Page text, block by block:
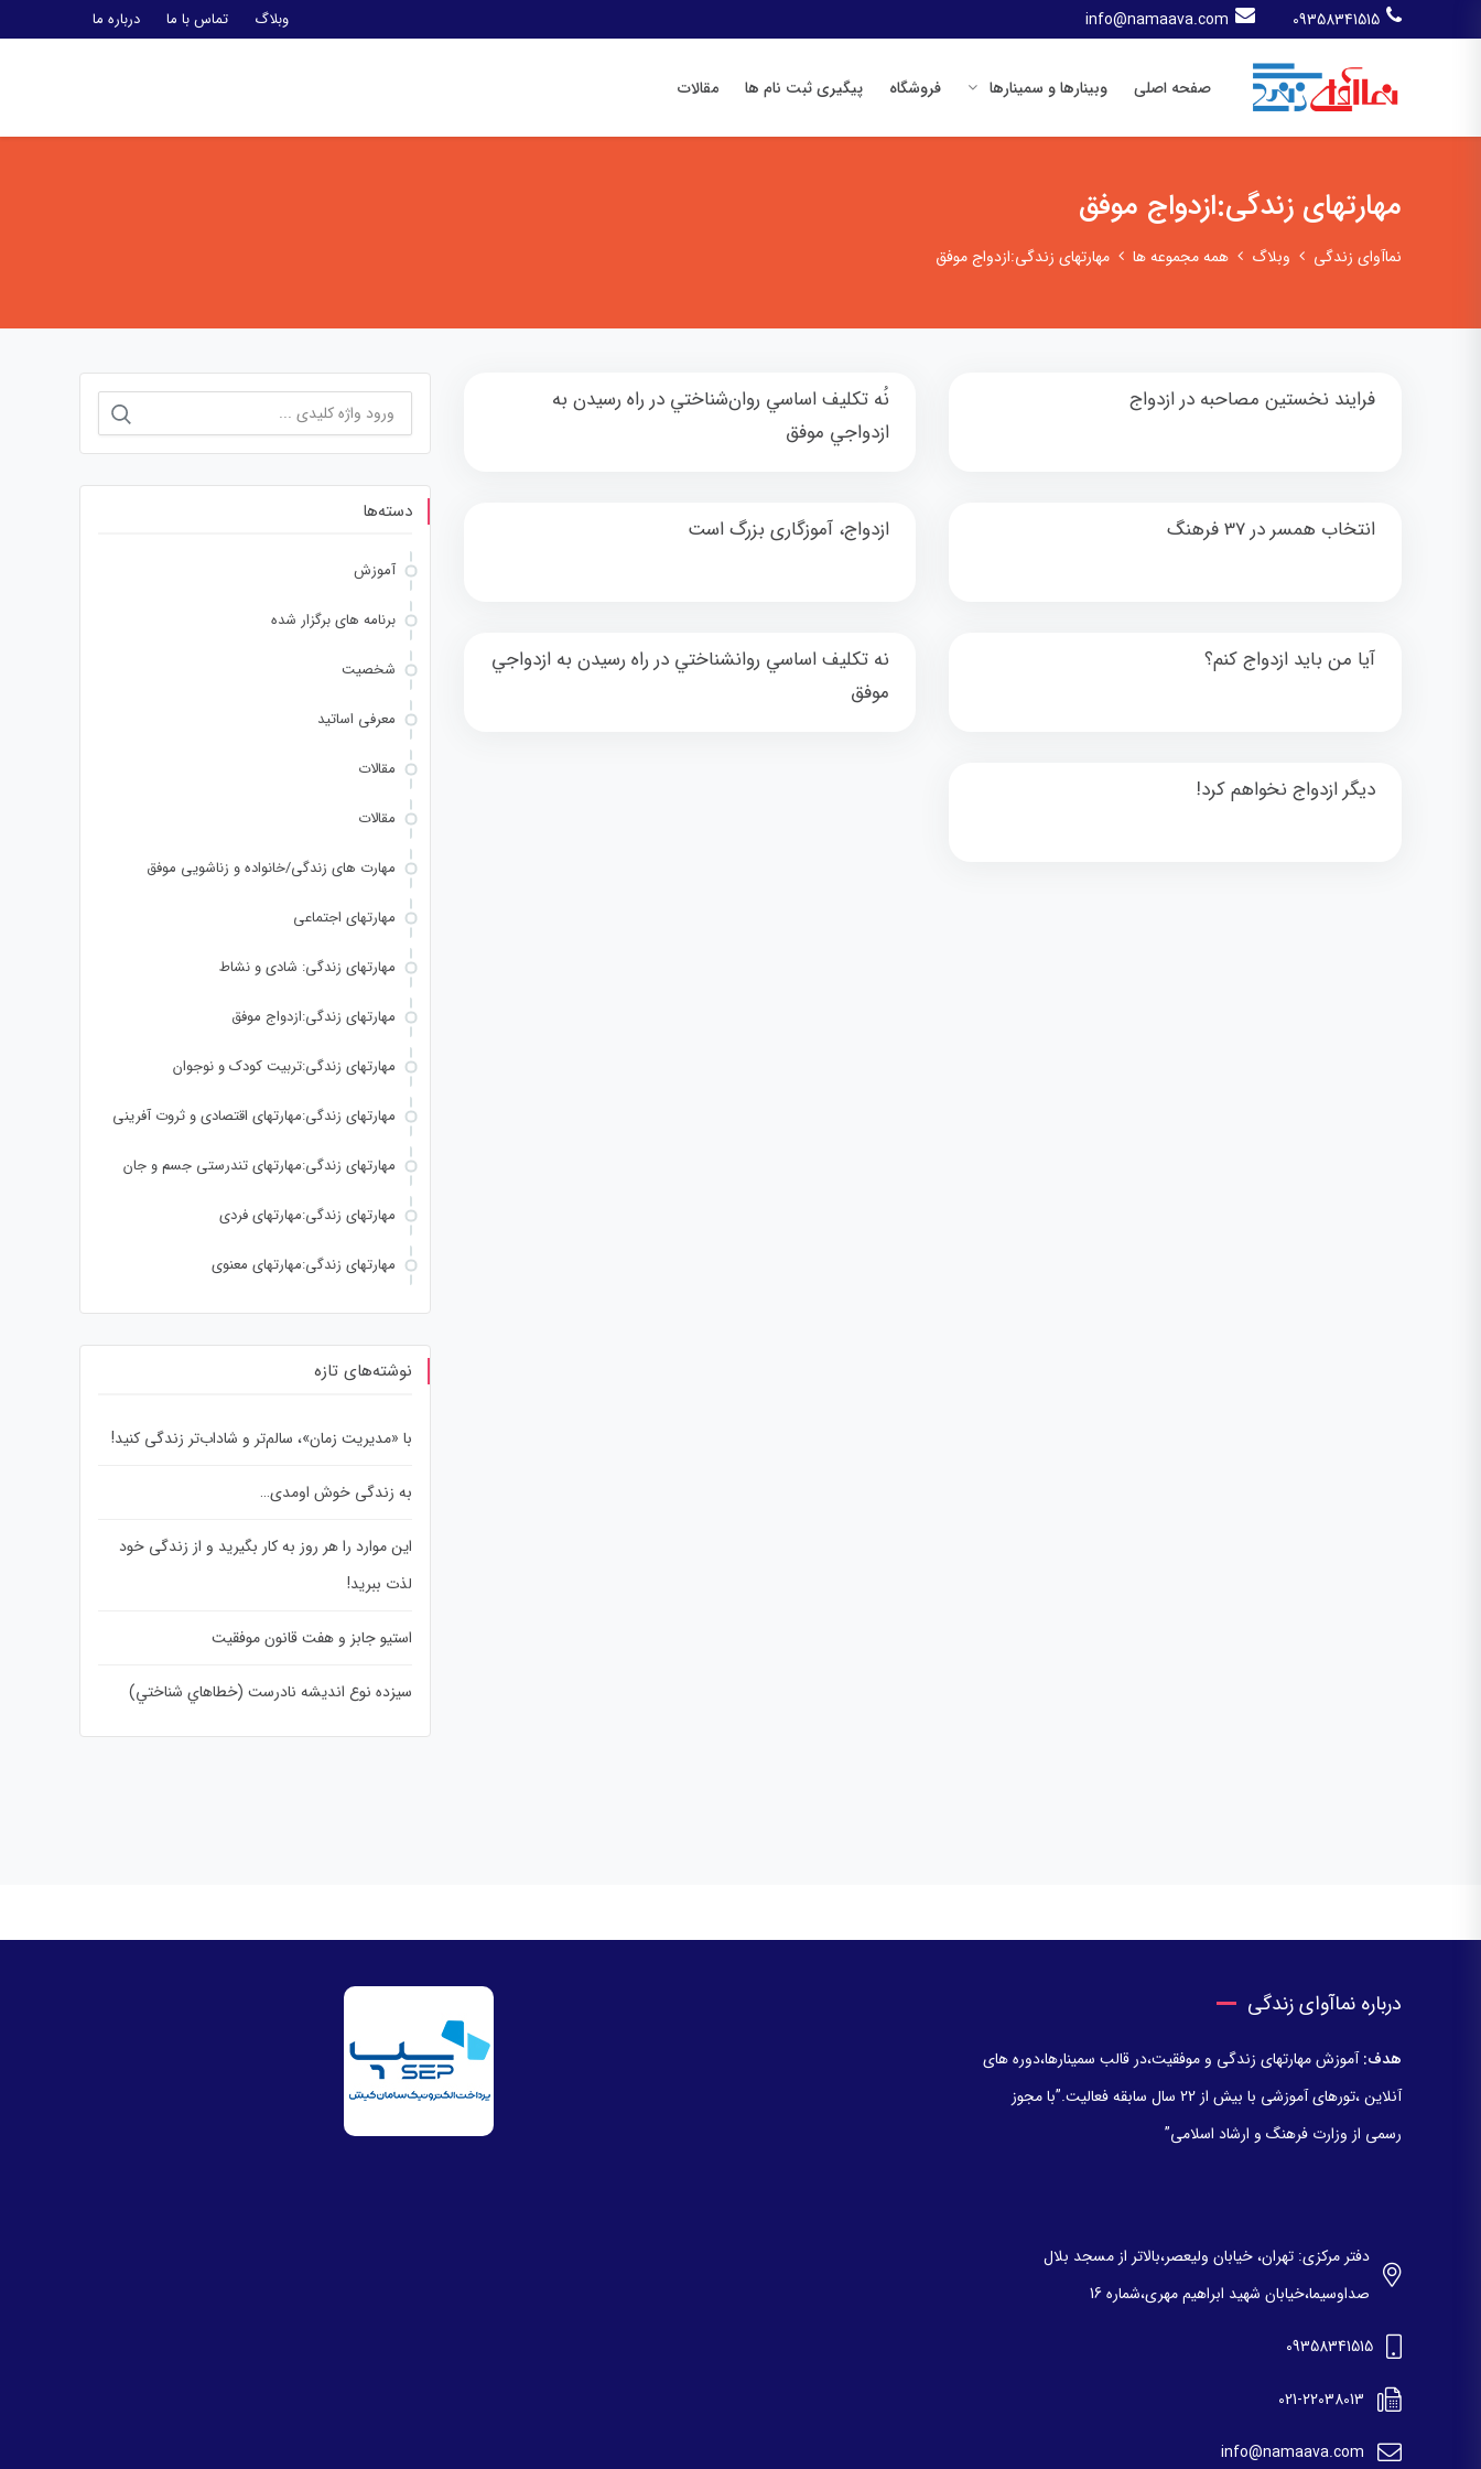
09358341515
info@namaava.com وبلاگ تماس با ما درباره ما
صفحه اصلی وبینارها و سمینارها فروشگاه پیگیری ثبت نام ها مقالات
مهارتهای زندگی:ازدواج موفق
نماآوای زندگی وبلاگ همه مجموعه ها مهارتهای زندگی:ازدواج موفق
فرایند نخستین مصاحبه در ازدواج
نُه تكليف اساسي روان‌شناختي در راه رسيدن به
ازدواجي موفق
انتخاب همسر در 37 فرهنگ ازدواج، آموزگاری بزرگ است
آيا من بايد ازدواج كنم؟
نه تكليف اساسي روان‎شناختي در راه رسيدن به ازدواجي
موفق
ديگر ازدواج نخواهم كرد!
جستجو
دسته‌ها
آموزش
برنامه های برگزار شده
شخصیت
معرفی اساتید
مقالات
مقالات
مهارت های زندگی/خانواده و زناشویی موفق
مهارتهای اجتماعی
مهارتهای زندگی: شادی و نشاط
مهارتهای زندگی:ازدواج موفق
مهارتهای زندگی:تربیت کودک و نوجوان
مهارتهای زندگی:مهارتهای اقتصادی و ثروت آفرینی
مهارتهای زندگی:مهارتهای تندرستی جسم و جان
مهارتهای زندگی:مهارتهای فردی
مهارتهای زندگی:مهارتهای معنوی
نوشته‌های تازه
با «مدیریت زمان»، سالم‌تر و شاداب‌تر زندگی کنید!
به زندگی خوش اومدی…
این موارد را هر روز به کار بگیرید و از زندگی خود
لذت ببرید!
استیو جابز و هفت قانون موفقیت
سيزده نوع انديشه نادرست (خطاهاي شناختي)
درباره نماآوای زندگی
هدف:آموزش مهارتهای زندگی و موفقیت،در قالب سمینارها،دوره های
آنلاین ،تورهای آموزشی با بیش از 22 سال سابقه فعالیت.”با مجوز
رسمی از وزارت فرهنگ و ارشاد اسلامی”
دفتر مرکزی: تهران، خیابان ولیعصر،بالاتر از مسجد بلال
صداوسیما،خیابان شهید ابراهیم مهری،شماره 16
09358341515
021-22038013
info@namaava.com